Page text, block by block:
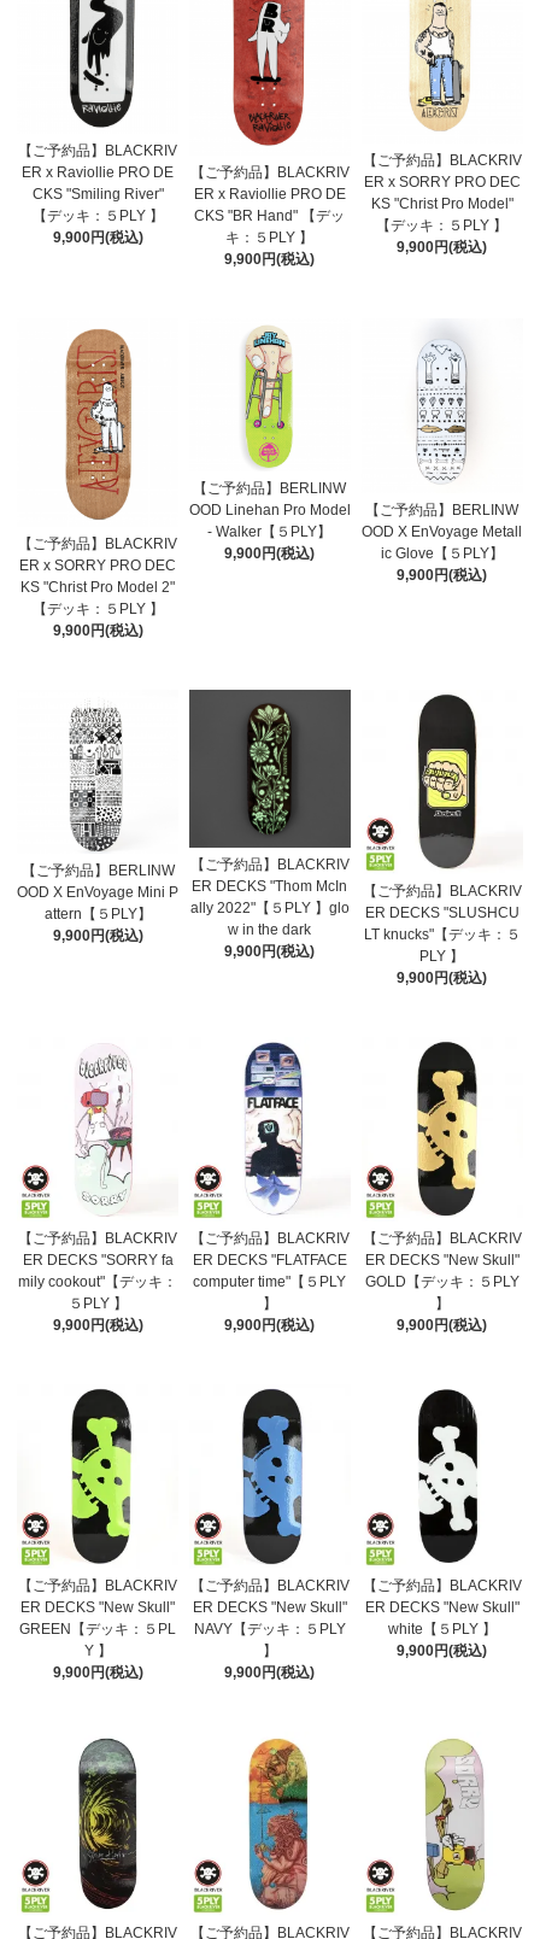
【ご予約品】BLACKRIV
ER x Raviollie PRO DE
CKS "Smiling River"
【デッキ：５PLY 】
9,900円(税込)
【ご予約品】BLACKRIV
ER x Raviollie PRO DE
CKS "BR Hand" 【デッ
キ：５PLY 】
9,900円(税込)
【ご予約品】BLACKRIV
ER x SORRY PRO DEC
KS "Christ Pro Model"
【デッキ：５PLY 】
9,900円(税込)
【ご予約品】BLACKRIV
ER x SORRY PRO DEC
KS "Christ Pro Model 2"
【デッキ：５PLY 】
9,900円(税込)
【ご予約品】BERLINW
OOD Linehan Pro Model
- Walker【５PLY】
9,900円(税込)
【ご予約品】BERLINW
OOD X EnVoyage Metall
ic Glove【５PLY】
9,900円(税込)
【ご予約品】BERLINW
OOD X EnVoyage Mini P
attern【５PLY】
9,900円(税込)
【ご予約品】BLACKRIV
ER DECKS "Thom McIn
ally 2022"【５PLY 】glo
w in the dark
9,900円(税込)
【ご予約品】BLACKRIV
ER DECKS "SLUSHCU
LT knucks"【デッキ：５
PLY 】
9,900円(税込)
【ご予約品】BLACKRIV
ER DECKS "SORRY fa
mily cookout"【デッキ：
５PLY 】
9,900円(税込)
【ご予約品】BLACKRIV
ER DECKS "FLATFACE
computer time"【５PLY
】
9,900円(税込)
【ご予約品】BLACKRIV
ER DECKS "New Skull"
GOLD【デッキ：５PLY
】
9,900円(税込)
【ご予約品】BLACKRIV
ER DECKS "New Skull"
GREEN【デッキ：５PL
Y 】
9,900円(税込)
【ご予約品】BLACKRIV
ER DECKS "New Skull"
NAVY【デッキ：５PLY
】
9,900円(税込)
【ご予約品】BLACKRIV
ER DECKS "New Skull"
white【５PLY 】
9,900円(税込)
【ご予約品】BLACKRIV 【ご予約品】BLACKRIV 【ご予約品】BLACKRIV